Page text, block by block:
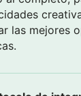
las mejores